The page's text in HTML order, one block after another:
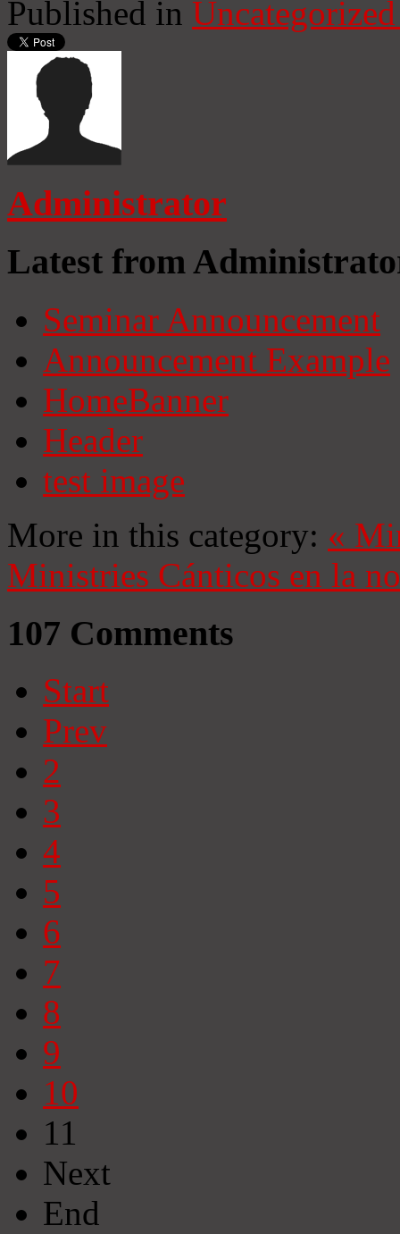
Published in
Administrator
Latest from
Seminar Announcement
Announcement Example
HomeBanner
Header
test image
More in this category: «
Ministries Cánticos en la
107 Comments
Start
Prev
2
3
4
5
6
7
8
9
10
11
Next
End